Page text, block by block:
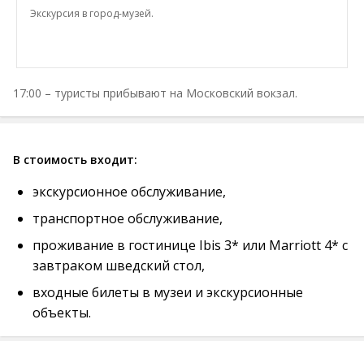
Экскурсия в город-музей.
17:00 – туристы прибывают на Московский вокзал.
В стоимость входит:
экскурсионное обслуживание,
транспортное обслуживание,
проживание в гостинице Ibis 3* или Marriott 4* с
завтраком шведский стол,
входные билеты в музеи и экскурсионные
объекты.